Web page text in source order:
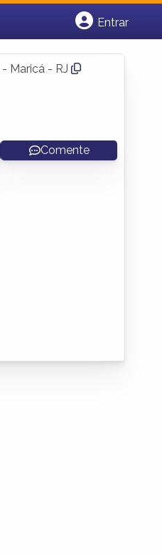
Entrar
Maricá - RJ
Comente